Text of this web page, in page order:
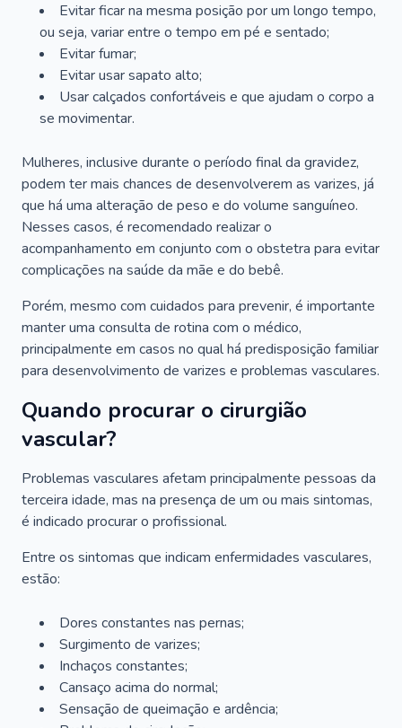
Evitar ficar na mesma posição por um longo tempo,
ou seja, variar entre o tempo em pé e sentado;
Evitar fumar;
Evitar usar sapato alto;
Usar calçados confortáveis e que ajudam o corpo a
se movimentar.
Mulheres, inclusive durante o período final da gravidez,
podem ter mais chances de desenvolverem as varizes, já
que há uma alteração de peso e do volume sanguíneo.
Nesses casos, é recomendado realizar o
acompanhamento em conjunto com o obstetra para evitar
complicações na saúde da mãe e do bebê.
Porém, mesmo com cuidados para prevenir, é importante
manter uma consulta de rotina com o médico,
principalmente em casos no qual há predisposição familiar
para desenvolvimento de varizes e problemas vasculares.
Quando procurar o cirurgião
vascular?
Problemas vasculares afetam principalmente pessoas da
terceira idade, mas na presença de um ou mais sintomas,
é indicado procurar o profissional.
Entre os sintomas que indicam enfermidades vasculares,
estão:
Dores constantes nas pernas;
Surgimento de varizes;
Inchaços constantes;
Cansaço acima do normal;
Sensação de queimação e ardência;